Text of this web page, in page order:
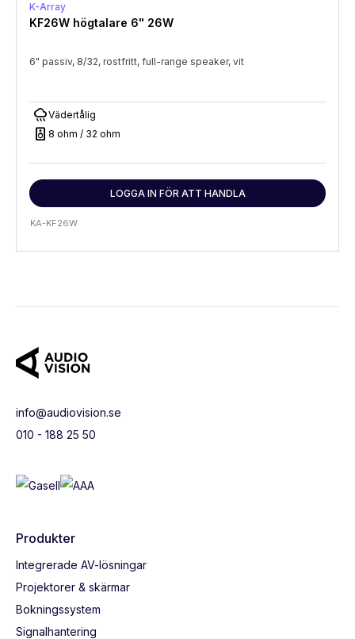
K-Array
KF26W högtalare 6" 26W
6" passiv, 8/32, rostfritt, full-range speaker, vit
rainyVädertålig
speaker 8 ohm / 32 ohm
LOGGA IN FÖR ATT HANDLA
KA-KF26W
info@audiovision.se
010 - 188 25 50
Produkter
Integrerade AV-lösningar
Projektorer & skärmar
Bokningssystem
Signalhantering